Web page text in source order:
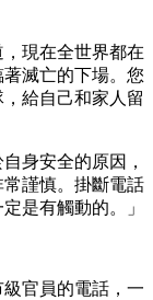
，現在全世界都在
滅亡的下場。您
給自己和家人留
身安全的原因，
謹慎。掛斷電話
是有觸動的。」
官員的電話，一